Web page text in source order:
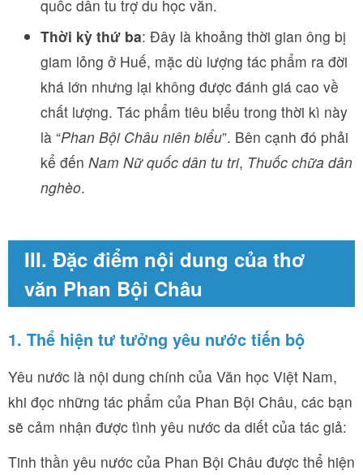
quốc dân tu trợ du học văn.
Thời kỳ thứ ba: Đây là khoảng thời gian ông bị
giam lỏng ở Huế, mặc dù lượng tác phẩm ra đời
khá lớn nhưng lại không được đánh giá cao về
chất lượng. Tác phẩm tiêu biểu trong thời kì này
là “Phan Bội Châu niên biểu”. Bên cạnh đó phải
kể đến Nam Nữ quốc dân tu tri, Thuốc chữa dân
nghèo.
III. Đặc điểm nội dung của thơ
văn Phan Bội Châu
1. Thể hiện tư tưởng yêu nước tiến bộ
Yêu nước là nội dung chính của Văn học Việt Nam,
khi đọc những tác phẩm của Phan Bội Châu, các bạn
sẽ cảm nhận được tình yêu nước da diết của tác giả:
Tinh thần yêu nước của Phan Bội Châu được thể hiện